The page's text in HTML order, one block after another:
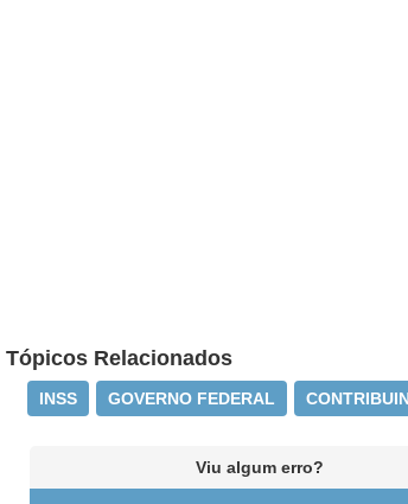
Tópicos Relacionados
INSS GOVERNO FEDERAL
Viu algum erro?